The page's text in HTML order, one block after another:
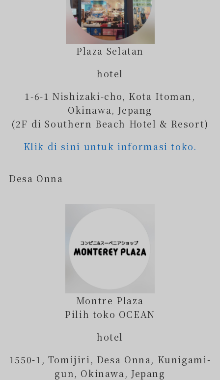
Plaza Selatan
hotel
1-6-1 Nishizaki-cho, Kota Itoman,
Okinawa, Jepang
(2F di Southern Beach Hotel & Resort)
Klik di sini untuk informasi toko.
Desa Onna
Montre Plaza
Pilih toko OCEAN
hotel
1550-1, Tomijiri, Desa Onna, Kunigami-
gun, Okinawa, Jepang